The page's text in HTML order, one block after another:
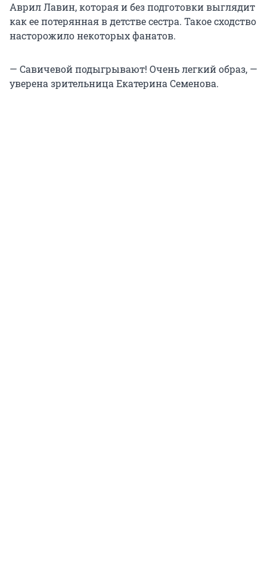
Аврил Лавин, которая и без подготовки выглядит
как ее потерянная в детстве сестра. Такое сходство
насторожило некоторых фанатов.
— Савичевой подыгрывают! Очень легкий образ, —
уверена зрительница Екатерина Семенова.